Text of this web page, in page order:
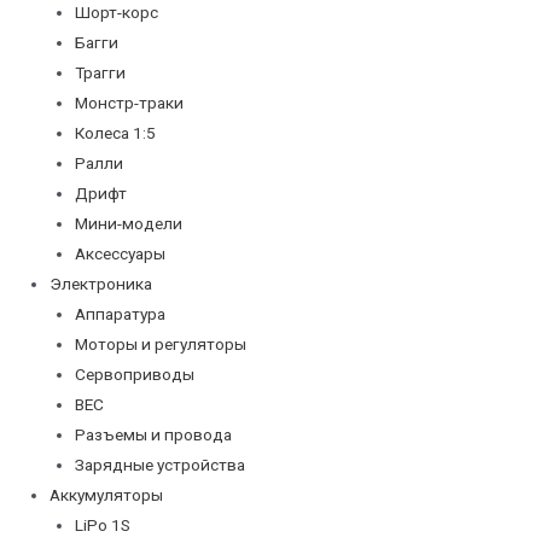
Шорт-корс
Багги
Трагги
Монстр-траки
Колеса 1:5
Ралли
Дрифт
Мини-модели
Аксессуары
Электроника
Аппаратура
Моторы и регуляторы
Сервоприводы
BEC
Разъемы и провода
Зарядные устройства
Аккумуляторы
LiPo 1S